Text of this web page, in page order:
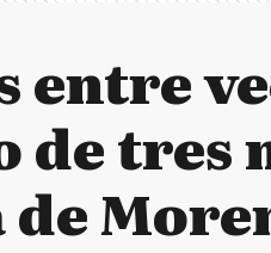
entre
de tres